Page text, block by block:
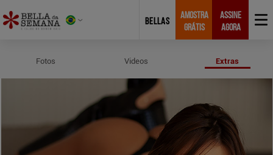
BELLAS
AMOSTRA
GRÁTIS
ASSINE
AGORA
Fotos Videos Extras